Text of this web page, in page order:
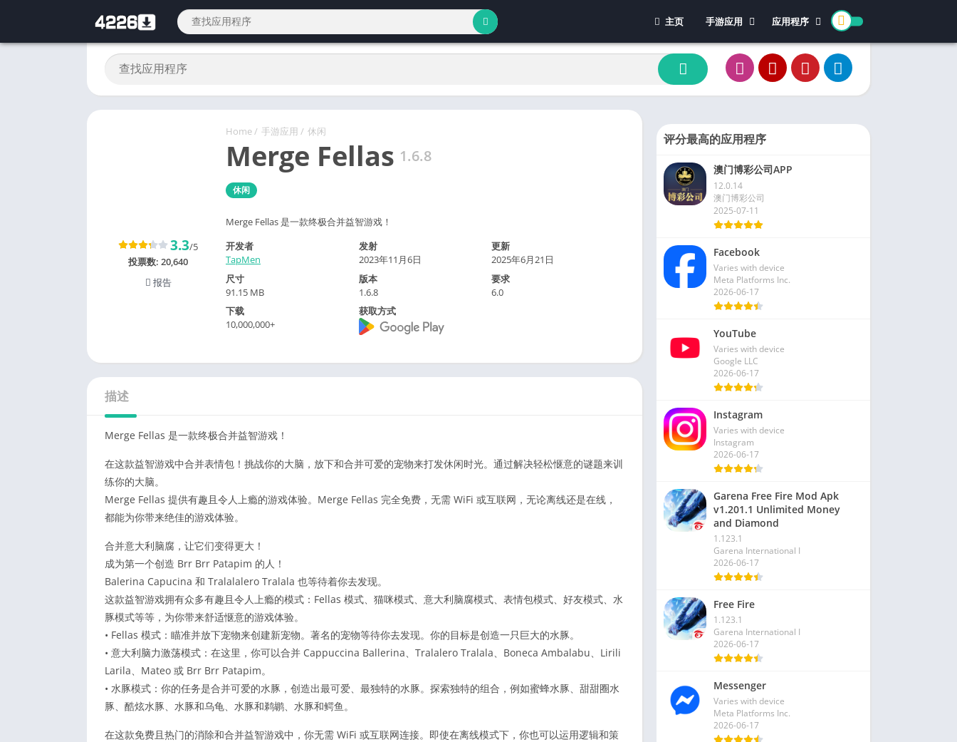
主页
手游应用
休闲游戏
冒险游戏
教育游戏
角色扮演
文字游戏
竞速游戏
策略游戏
应用程序
体育
办公
Home/ 手游应用 / 休闲
Merge Fellas 1.6.8
休闲
Merge Fellas 是一款终极合并益智游戏！
3.3/5
投票数: 20,640
报告
开发者
TapMen
发射
2023年11月6日
更新
2025年6月21日
尺寸
91.15 MB
版本
1.6.8
要求
6.0
下载
10,000,000+
获取方式
描述
Merge Fellas 是一款终极合并益智游戏！
在这款益智游戏中合并表情包！挑战你的大脑，放下和合并可爱的宠物来打发休闲时光。通过解决轻松惬意的谜题来训
练你的大脑。
Merge Fellas 提供有趣且令人上瘾的游戏体验。Merge Fellas 完全免费，无需 WiFi 或互联网，无论离线还是在线，
都能为你带来绝佳的游戏体验。
合并意大利脑腐，让它们变得更大！
成为第一个创造 Brr Brr Patapim 的人！
Balerina Capucina 和 Tralalalero Tralala 也等待着你去发现。
这款益智游戏拥有众多有趣且令人上瘾的模式：Fellas 模式、猫咪模式、意大利脑腐模式、表情包模式、好友模式、水
豚模式等等，为你带来舒适惬意的游戏体验。
• Fellas 模式：瞄准并放下宠物来创建新宠物。著名的宠物等待你去发现。你的目标是创造一只巨大的水豚。
• 意大利脑力激荡模式：在这里，你可以合并 Cappuccina Ballerina、Tralalero Tralala、Boneca Ambalabu、Lirili
Larila、Mateo 或 Brr Brr Patapim。
• 水豚模式：你的任务是合并可爱的水豚，创造出最可爱、最独特的水豚。探索独特的组合，例如蜜蜂水豚、甜甜圈水
豚、酷炫水豚、水豚和乌龟、水豚和鹈鹕、水豚和鳄鱼。
在这款免费且热门的消除和合并益智游戏中，你无需 WiFi 或互联网连接。即使在离线模式下，你也可以运用逻辑和策
评分最高的应用程序
澳门博彩公司APP
12.0.14
澳门博彩公司
2025-07-11
Facebook
Varies with device
Meta Platforms Inc.
2026-06-17
YouTube
Varies with device
Google LLC
2026-06-17
Instagram
Varies with device
Instagram
2026-06-17
Garena Free Fire Mod Apk
v1.201.1 Unlimited Money
and Diamond
1.123.1
Garena International I
2026-06-17
Free Fire
1.123.1
Garena International I
2026-06-17
Messenger
Varies with device
Meta Platforms Inc.
2026-06-17